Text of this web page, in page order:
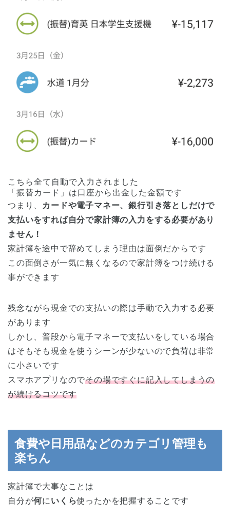
こちら全て自動で入力されました
「振替カード」は口座から出金した金額です
つまり、 カードや電子マネー、銀行引き落としだけで
支払いをすれば自分で家計簿の入力をする必要があり
ません！
家計簿を途中で辞めてしまう理由は面倒だからです
この面倒さが一気に無くなるので家計簿をつけ続ける
事ができます
残念ながら現金での支払いの際は手動で入力する必要
があります
しかし、普段から電子マネーで支払いをしている場合
はそもそも現金を使うシーンが少ないので負荷は非常
に小さいです
スマホアプリなのでその場ですぐに記入してしまうの
が続けるコツです
食費や日用品などのカテゴリ管理も
楽ちん
家計簿で大事なことは
自分が何に いくら使ったかを把握することです